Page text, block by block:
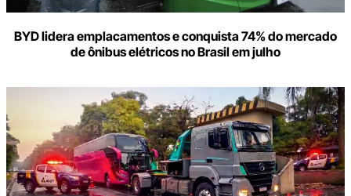
BYD lidera emplacamentos e conquista 74% do mercado
de ônibus elétricos no Brasil em julho